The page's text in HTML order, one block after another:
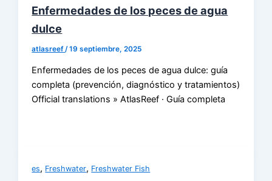
Enfermedades de los peces de agua
dulce
atlasreef/19 septiembre, 2025
Enfermedades de los peces de agua dulce: guía
completa (prevención, diagnóstico y tratamientos)
Official translations » AtlasReef · Guía completa
es, Freshwater, Freshwater Fish